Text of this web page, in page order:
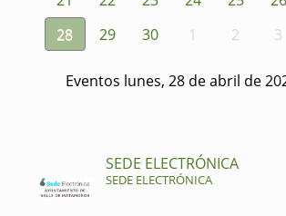
28
29 30 1 2 3
Eventos lunes, 28 de abril de
SEDE ELECTRÓNICA
SEDE ELECTRÓNICA